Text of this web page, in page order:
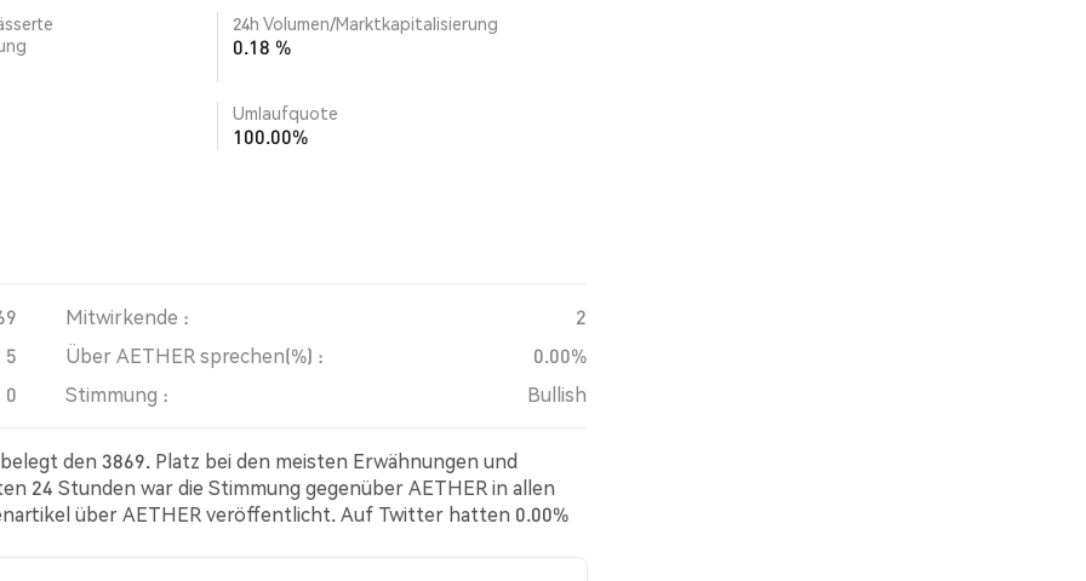
24h Volumen/Marktkapitalisierung
0.18 %
Umlaufquote
100.00%
Mitwirkende :
2
5 Über AETHER sprechen(%) :
0.00%
0 Stimmung : Bullish
den 3869. Platz bei den meisten Erwähnungen und
24 Stunden war die Stimmung gegenüber AETHER in allen
über AETHER veröffentlicht. Auf Twitter hatten 0.00%